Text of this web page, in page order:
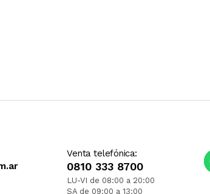
Venta telefónica:
0810 333 8700
LU-VI de 08:00 a 20:00
SA de 09:00 a 13:00